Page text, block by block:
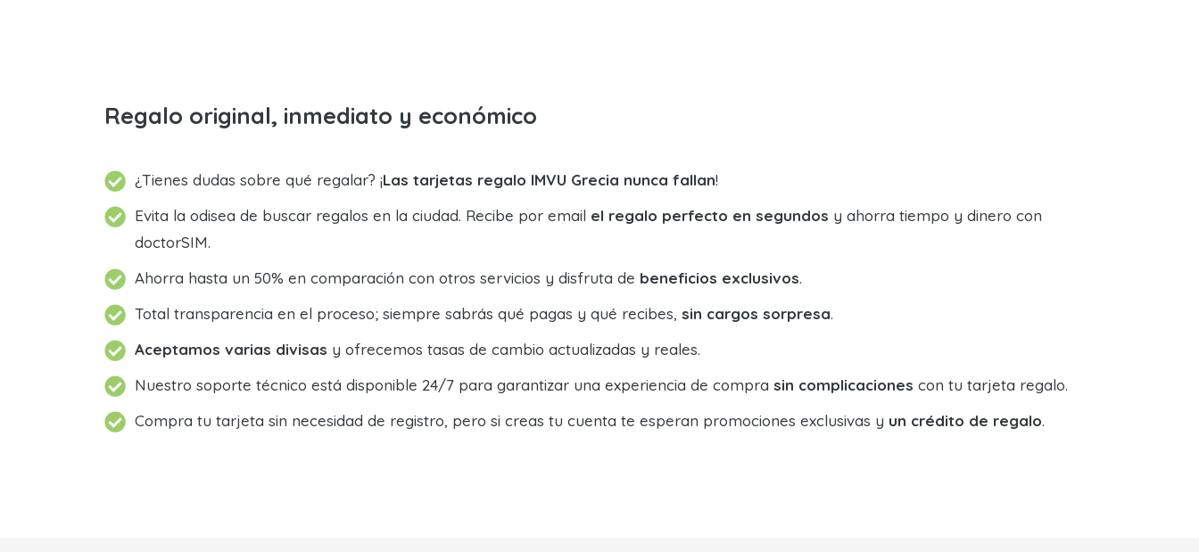
Regalo original, inmediato y económico
¿Tienes dudas sobre qué regalar? ¡Las tarjetas regalo IMVU Grecia nunca fallan!
Evita la odisea de buscar regalos en la ciudad. Recibe por email el regalo perfecto en segundos y ahorra tiempo y dinero con
doctorSIM.
Ahorra hasta un 50% en comparación con otros servicios y disfruta de beneficios exclusivos.
Total transparencia en el proceso; siempre sabrás qué pagas y qué recibes, sin cargos sorpresa.
Aceptamos varias divisas y ofrecemos tasas de cambio actualizadas y reales.
Nuestro soporte técnico está disponible 24/7 para garantizar una experiencia de compra sin complicaciones con tu tarjeta regalo.
Compra tu tarjeta sin necesidad de registro, pero si creas tu cuenta te esperan promociones exclusivas y un crédito de regalo.